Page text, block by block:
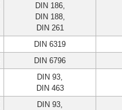
DIN 186,
DIN 188,
DIN 261
DIN 6319
DIN 6796
DIN 93,
DIN 463
DIN 93,